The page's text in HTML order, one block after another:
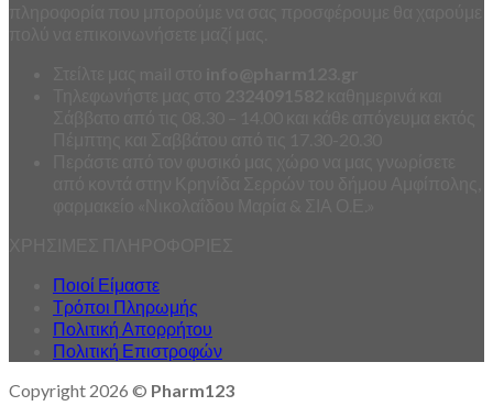
Ποιοί Είμαστε
Τρόποι Πληρωμής
Πολιτική Απορρήτου
Πολιτική Επιστροφών
Copyright 2026 © Pharm123